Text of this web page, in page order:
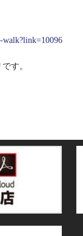
walk?link=10096
す。